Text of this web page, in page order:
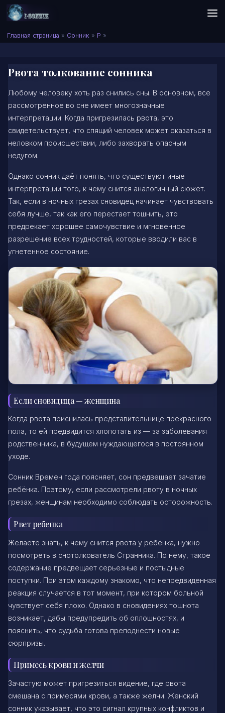
Skip to content
Сонник I-SONNIK.COM
Главная страница » Сонник » Р »
Рвота толкование сонника
Любому человеку хоть раз снились сны. В основном, все
рассмотренное во сне имеет многозначные
интерпретации. Когда пригрезилась рвота, это
свидетельствует, что спящий человек может оказаться в
неловком происшествии, либо захворать опасным
недугом.
Однако сонник даёт понять, что существуют иные
интерпретации того, к чему снится аналогичный сюжет.
Так, если в ночных грезах сновидец начинает чувствовать
себя лучше, так как его перестает тошнить, это
предрекает хорошее самочувствие и мгновенное
разрешение всех трудностей, которые вводили вас в
угнетенное состояние.
Если сновидица — женщина
Когда рвота приснилась представительнице прекрасного
пола, то ей предвидится хлопотать из — за заболевания
родственника, в будущем нуждающегося в постоянном
уходе.
Сонник Времен года поясняет, сон предвещает зачатие
ребёнка. Поэтому, если рассмотрели рвоту в ночных
грезах, женщинам необходимо соблюдать осторожность.
Рвет ребенка
Желаете знать, к чему снится рвота у ребёнка, нужно
посмотреть в снотолкователь Странника. По нему, такое
содержание предвещает серьезные и постыдные
поступки. При этом каждому знакомо, что непредвиденная
реакция случается в тот момент, при котором больной
чувствует себя плохо. Однако в сновидениях тошнота
возникает, дабы предупредить об оплошностях, и
пояснить, что судьба готова преподнести новые
сюрпризы.
Примесь крови и желчи
Зачастую может пригрезиться видение, где рвота
смешана с примесями крови, а также желчи. Женский
сонник указывает, что это сигнал крупных конфликтов и